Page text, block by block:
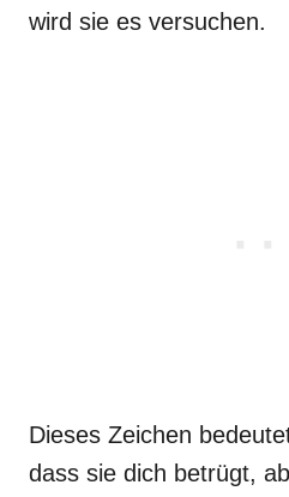
wird sie es versuchen.
Dieses Zeichen
dass sie dich betrügt,